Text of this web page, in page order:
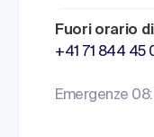
Fuori orario
+41 71 844 45
Emergenze